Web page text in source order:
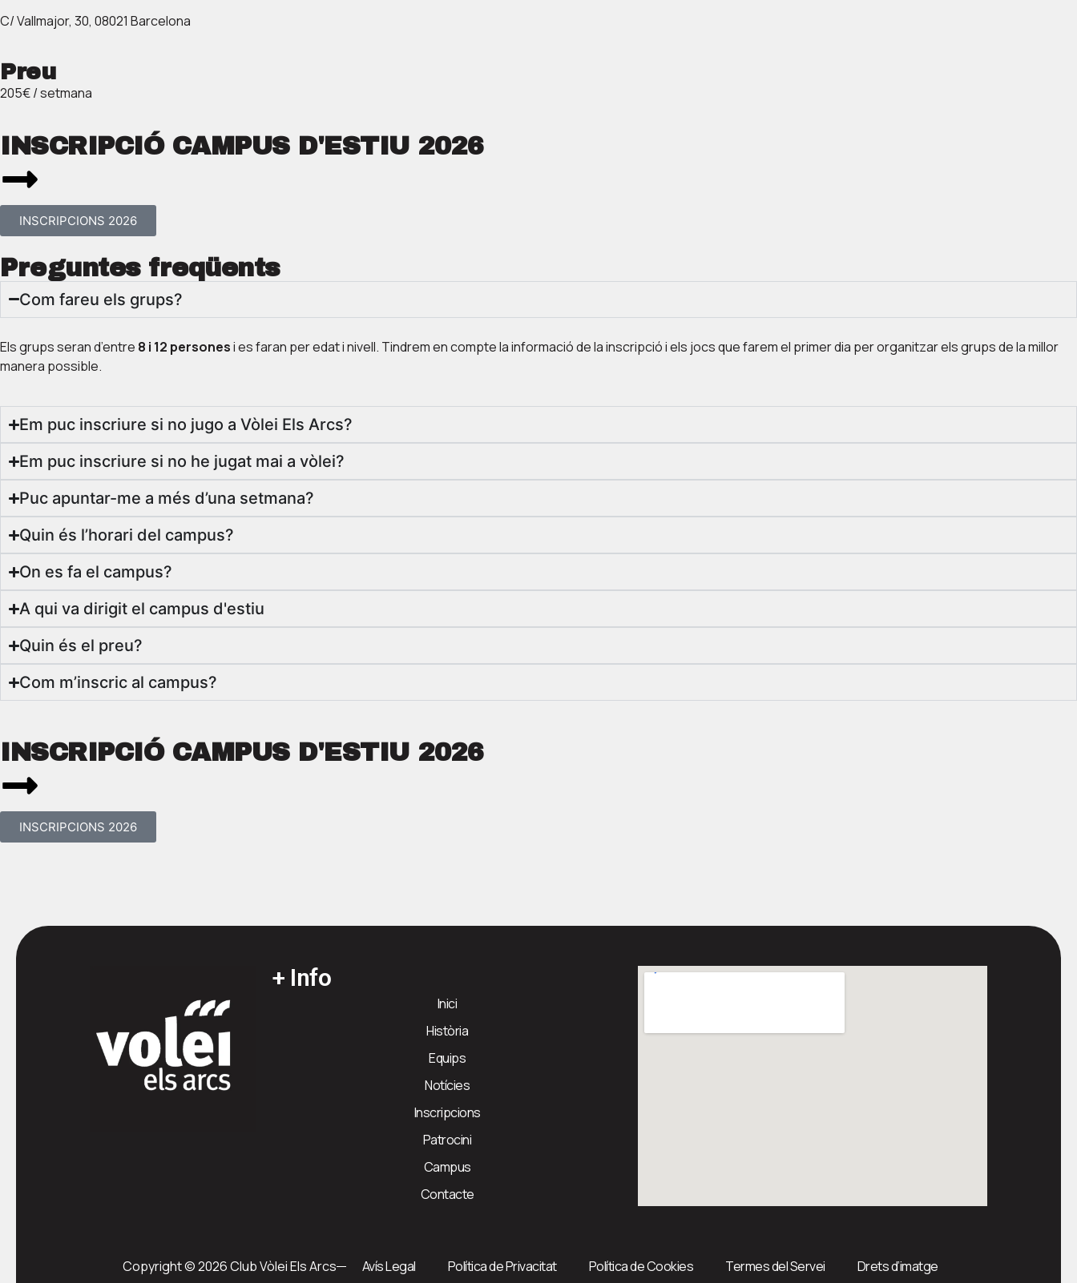
C/ Vallmajor, 30, 08021 Barcelona
Preu
205€ / setmana
INSCRIPCIÓ CAMPUS D'ESTIU 2026
INSCRIPCIONS 2026
Preguntes freqüents
Com fareu els grups?
Els grups seran d’entre 8 i 12 personesi es faran per edat i nivell. Tindrem en compte la informació de la inscripció i els jocs que farem el primer dia per organitzar els grups de la millor
manera possible.
Em puc inscriure si no jugo a Vòlei Els Arcs?
Em puc inscriure si no he jugat mai a vòlei?
Puc apuntar-me a més d’una setmana?
Quin és l’horari del campus?
On es fa el campus?
A qui va dirigit el campus d'estiu
Quin és el preu?
Com m’inscric al campus?
INSCRIPCIÓ CAMPUS D'ESTIU 2026
INSCRIPCIONS 2026
+ Info
Inici
Història
Equips
Notícies
Inscripcions
Patrocini
Campus
Contacte
Copyright © 2026 Club Vòlei Els Arcs Avís Legal Política de Privacitat Política de Cookies Termes del Servei Drets d’imatge